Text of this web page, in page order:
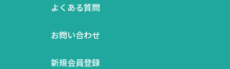
よくある質問
お問い合わせ
新規会員登録